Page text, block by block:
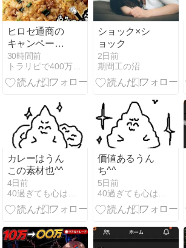
ヒロセ通商の
キャンペーン
クエスト完全
攻略でクリア
30時間前
トラリピで400万円負けた私がFXで復讐するブログ
ショック×シ
ョック
2日前
期間工の沼
カレーはうん
この素材也^^
4日前
40過ぎても心はニート
価値あるうん
ち^^
5日前
40過ぎても心はニート